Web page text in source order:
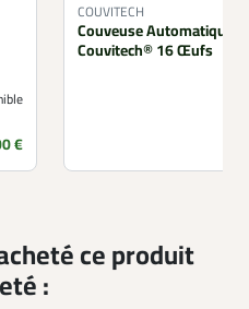
€
COUVITECH
Couveuse Automatique
Couvitech® 16 Œufs
ce produit
: